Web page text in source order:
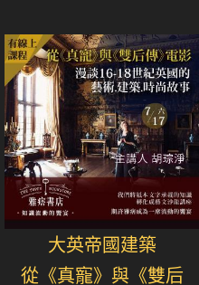
大英帝國建築
從《真寵》與《雙后